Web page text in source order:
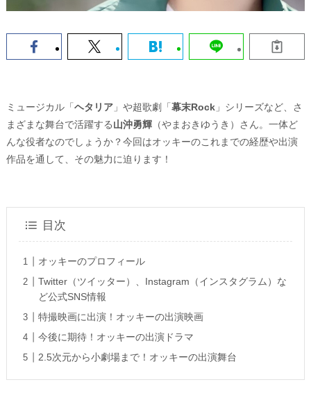
ミュージカル「 ヘタリア」や超歌劇「 幕末Rock」シリーズなど、さ
まざまな舞台で活躍する山沖勇輝（やまおきゆうき）さん。一体ど
んな役者なのでしょうか？今回はオッキーのこれまでの経歴や出演
作品を通して、その魅力に迫ります！
目次
オッキーのプロフィール
Twitter（ツイッター）、Instagram（インスタグラム）な
ど公式SNS情報
特撮映画に出演！オッキーの出演映画
今後に期待！オッキーの出演ドラマ
2.5次元から小劇場まで！オッキーの出演舞台